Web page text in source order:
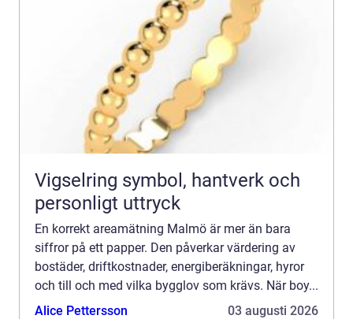
Vigselring symbol, hantverk och
personligt uttryck
En korrekt areamätning Malmö är mer än bara
siffror på ett papper. Den påverkar värdering av
bostäder, driftkostnader, energiberäkningar, hyror
och till och med vilka bygglov som krävs. När boy...
Alice Pettersson
03 augusti 2026